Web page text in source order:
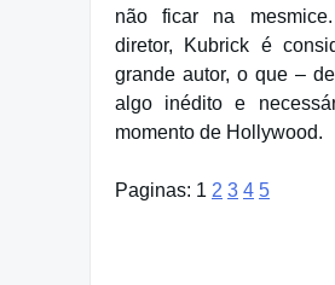
não ficar na
diretor, Kubrick é
grande autor, o que –
algo inédito e
momento de Hollywood.
Paginas: 1 2 3 4 5